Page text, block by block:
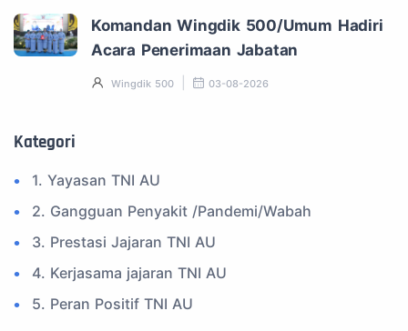
Komandan Wingdik 500/Umum Hadiri
Acara Penerimaan Jabatan
Wingdik 500 03-08-2026
Kategori
1. Yayasan TNI AU
2. Gangguan Penyakit /Pandemi/Wabah
3. Prestasi Jajaran TNI AU
4. Kerjasama jajaran TNI AU
5. Peran Positif TNI AU